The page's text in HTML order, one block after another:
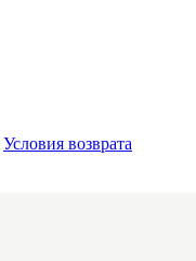
Условия возврата